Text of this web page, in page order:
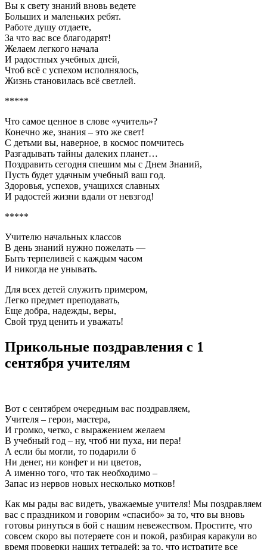
Вы к свету знаний вновь ведете
Больших и маленьких ребят.
Работе душу отдаете,
За что вас все благодарят!
Желаем легкого начала
И радостных учебных дней,
Чтоб всё с успехом исполнялось,
Жизнь становилась всё светлей.
*****
Что самое ценное в слове «учитель»?
Конечно же, знания – это же свет!
С детьми вы, наверное, в космос помчитесь
Разгадывать тайны далеких планет…
Поздравить сегодня спешим мы с Днем Знаний,
Пусть будет удачным учебный ваш год.
Здоровья, успехов, учащихся славных
И радостей жизни вдали от невзгод!
*****
Учителю начальных классов
В день знаний нужно пожелать —
Быть терпеливей с каждым часом
И никогда не унывать.
Для всех детей служить примером,
Легко предмет преподавать,
Еще добра, надежды, веры,
Свой труд ценить и уважать!
Прикольные поздравления с 1
сентября учителям
Вот с сентябрем очередным вас поздравляем,
Учителя – герои, мастера,
И громко, четко, с выражением желаем
В учебный год – ну, чтоб ни пуха, ни пера!
А если бы могли, то подарили б
Ни денег, ни конфет и ни цветов,
А именно того, что так необходимо –
Запас из нервов новых несколько мотков!
Как мы рады вас видеть, уважаемые учителя! Мы поздравляем
вас с праздником и говорим «спасибо» за то, что вы вновь
готовы ринуться в бой с нашим невежеством. Простите, что
совсем скоро вы потеряете сон и покой, разбирая каракули во
время проверки наших тетрадей; за то, что истратите все